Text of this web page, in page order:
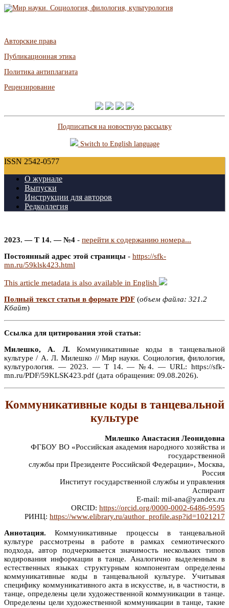
Авторские права
Публикационная этика
Политика антиплагиата
Рецензирование
Подписаться на новостную рассылку
Switch to English language
ISSN 2542-0577
О журнале
Выпуски
Инструкции для авторов
Редколлегия
2023. — Т 14. — №4 - перейти к содержанию номера...
Постоянный адрес этой страницы - https://sfk-
mn.ru/59klsk423.html
This article metadata is also available in English
Полный текст статьи в формате PDF (объем файла: 321.2
Кбайт)
Ссылка для цитирования этой статьи:
Милешко, А. Л. Коммуникативные коды в танцевальной
культуре / А. Л. Милешко // Мир науки. Социология, филология,
культурология. — 2023. — Т 14. — №4. — URL: https://sfk-
mn.ru/PDF/59KLSK423.pdf (дата обращения: 09.08.2026).
Коммуникативные коды в танцевальной
культуре
Милешко Анастасия Леонидовна
ФГБОУ ВО «Российская академия народного хозяйства и
государственной
службы при Президенте Российской Федерации», Москва,
Россия
Институт государственной службы и управления
Аспирант
E-mail: mil-ana@yandex.ru
ORCID: https://orcid.org/0000-0002-6486-9595
РИНЦ: https://www.elibrary.ru/author_profile.asp?id=1021217
Аннотация. Коммуникативные процессы в танцевальной
культуре рассмотрены в работе в рамках семиотического
подхода, автор подчеркивается значимость нескольких типов
кодирования информации в танце. Аналогично выделенным в
естественных языках структурным компонентам определены
коммуникативные коды в танцевальной культуре. Учитывая
специфику коммуникативного акта в искусстве, и, в частности, в
танце, определены цели художественной коммуникации в танце.
Определены цели художественной коммуникации в танце, такие